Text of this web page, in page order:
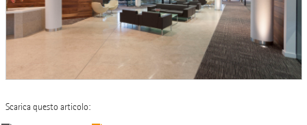
Scarica questo articolo: